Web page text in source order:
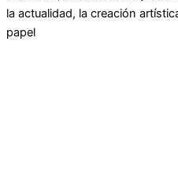
la actualidad, la creación
papel